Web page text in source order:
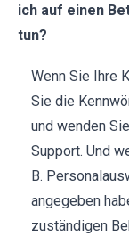
ich auf einen
tun?
Wenn Sie Ihre
Sie die
und wenden
Support. Und
B.
angegeben
zuständigen